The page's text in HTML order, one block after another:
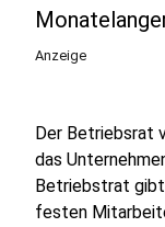
Anzeige
Der Betriebsrat
das
Betriebstrat
festen